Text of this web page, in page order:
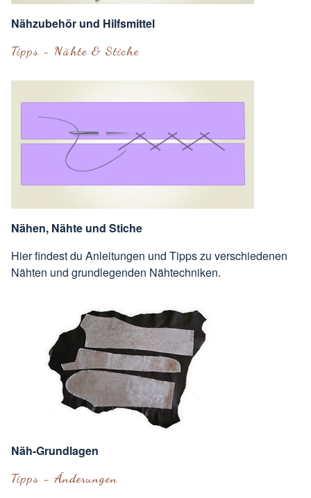
Nähzubehör und Hilfsmittel
Tipps - Nähte & Stiche
Nähen, Nähte und Stiche
Hier findest du Anleitungen und Tipps zu verschiedenen
Nähten und grundlegenden Nähtechniken.
Näh-Grundlagen
Tipps - Änderungen